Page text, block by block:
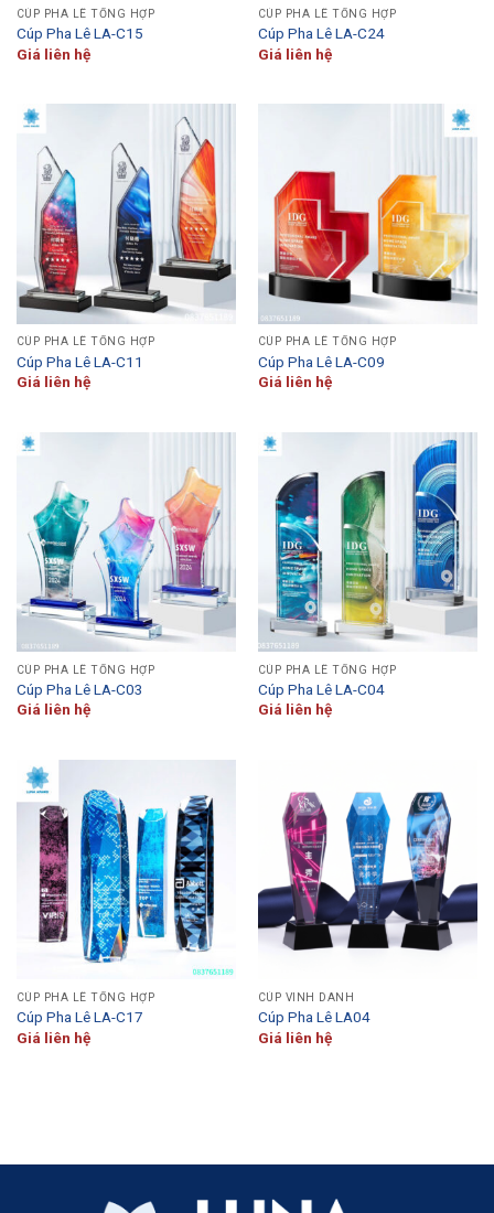
CÚP PHA LÊ TỔNG HỢP
Cúp Pha Lê LA-C15
Giá liên hệ
CÚP PHA LÊ TỔNG HỢP
Cúp Pha Lê LA-C24
Giá liên hệ
CÚP PHA LÊ TỔNG HỢP
Cúp Pha Lê LA-C11
Giá liên hệ
CÚP PHA LÊ TỔNG HỢP
Cúp Pha Lê LA-C09
Giá liên hệ
CÚP PHA LÊ TỔNG HỢP
Cúp Pha Lê LA-C03
Giá liên hệ
CÚP PHA LÊ TỔNG HỢP
Cúp Pha Lê LA-C04
Giá liên hệ
CÚP PHA LÊ TỔNG HỢP
Cúp Pha Lê LA-C17
Giá liên hệ
CÚP VINH DANH
Cúp Pha Lê LA04
Giá liên hệ